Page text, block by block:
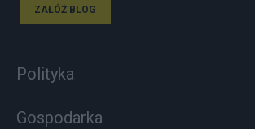
ZAŁÓŻ BLOG
Polityka
Gospodarka